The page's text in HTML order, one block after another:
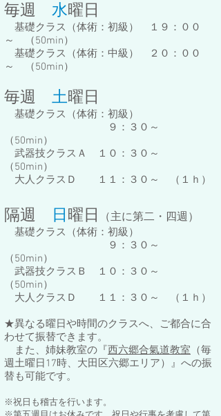
毎週 水曜日
基礎クラス（体術：初級） １９：００
～ （50min）
基礎クラス（体術：中級） ２０：００
～ （50min）
毎週 土曜日
基礎クラス（体術：初級）
９：３０～
（50min）
武器技クラスＡ １０：３０～
（50min）
大人クラスＤ １１：３０～ （１ｈ）
隔週 日 曜日 （主に第二・四週）
基礎クラス（体術：初級）
９：３０～
（50min）
武器技クラスＢ １０：３０～
（50min）
大人クラスＤ １１：３０～ （１ｈ）
★異なる曜日や時間のクラスへ、ご都合に合
わせて振替できます。
また、姉妹教室の『西六郷合氣道教室 （毎
週土曜日17時、大田区六郷エリア）』への振
替も可能です。
※祝日も稽古を行います。